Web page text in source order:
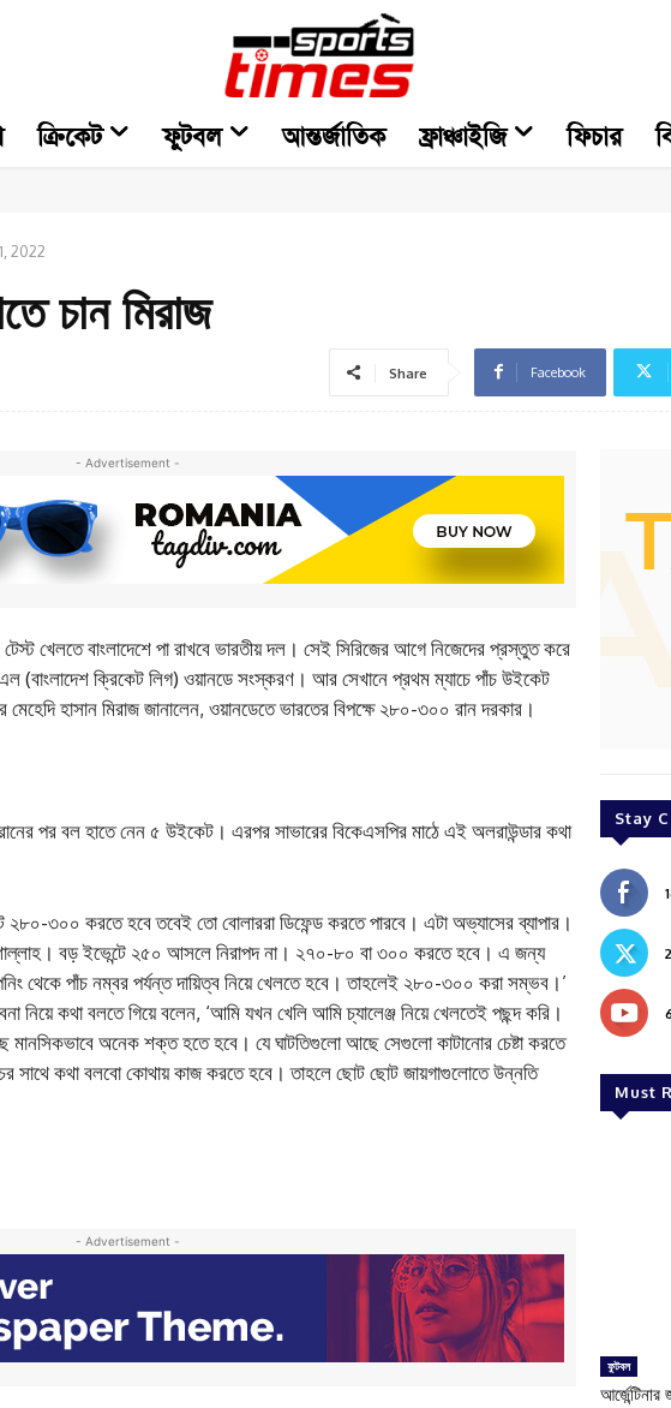
ক্রিকেট ফুটবল আন্তর্জাতিক ফ্রাঞ্চাইজি ফিচার
2022
চান মিরাজ
Share Facebook
- Advertisement -
খেলতে বাংলাদেশে পা রাখবে ভারতীয় দল। সেই সিরিজের আগে নিজেদের প্রস্তুত করে
(বাংলাদেশ ক্রিকেট লিগ) ওয়ানডে সংস্করণ। আর সেখানে প্রথম ম্যাচে পাঁচ উইকেট
হাসান মিরাজ জানালেন, ওয়ানডেতে ভারতের বিপক্ষে ২৮০-৩০০ রান দরকার।
রানের পর বল হাতে নেন ৫ উইকেট। এরপর সাভারের বিকেএসপির মাঠে এই অলরাউন্ডার কথা
২৮০-৩০০ করতে হবে তবেই তো বোলাররা ডিফেন্ড করতে পারবে। এটা অভ্যাসের ব্যাপার।
বড় ইভেন্টে ২৫০ আসলে নিরাপদ না। ২৭০-৮০ বা ৩০০ করতে হবে। এ জন্য
থেকে পাঁচ নম্বর পর্যন্ত দায়িত্ব নিয়ে খেলতে হবে। তাহলেই ২৮০-৩০০ করা সম্ভব।’
নিয়ে কথা বলতে গিয়ে বলেন, ‘আমি যখন খেলি আমি চ্যালেঞ্জ নিয়ে খেলতেই পছন্দ করি।
মানসিকভাবে অনেক শক্ত হতে হবে। যে ঘাটতিগুলো আছে সেগুলো কাটানোর চেষ্টা করতে
কথা বলবো কোথায় কাজ করতে হবে। তাহলে ছোট ছোট জায়গাগুলোতে উন্নতি
- Advertisement -
Stay
Must
ফুটবল